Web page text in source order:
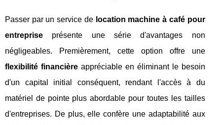
Passer par un service de location machine à café pour
entreprise présente une série d'avantages non
négligeables. Premièrement, cette option offre une
flexibilité financièreappréciable en éliminant le besoin
d'un capital initial conséquent, rendant l'accès à du
matériel de pointe plus abordable pour toutes les tailles
d'entreprises. De plus, elle confère une adaptabilité aux